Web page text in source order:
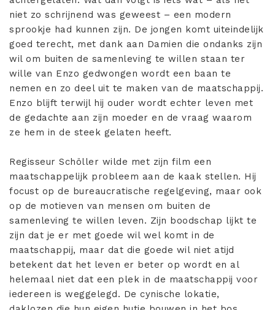
niet zo schrijnend was geweest – een modern
sprookje had kunnen zijn. De jongen komt uiteindelijk
goed terecht, met dank aan Damien die ondanks zijn
wil om buiten de samenleving te willen staan ter
wille van Enzo gedwongen wordt een baan te
nemen en zo deel uit te maken van de maatschappij.
Enzo blijft terwijl hij ouder wordt echter leven met
de gedachte aan zijn moeder en de vraag waarom
ze hem in de steek gelaten heeft.
Regisseur Schöller wilde met zijn film een
maatschappelijk probleem aan de kaak stellen. Hij
focust op de bureaucratische regelgeving, maar ook
op de motieven van mensen om buiten de
samenleving te willen leven. Zijn boodschap lijkt te
zijn dat je er met goede wil wel komt in de
maatschappij, maar dat die goede wil niet atijd
betekent dat het leven er beter op wordt en al
helemaal niet dat een plek in de maatschappij voor
iedereen is weggelegd. De cynische lokatie,